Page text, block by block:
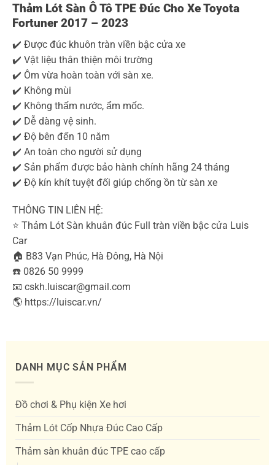
Thảm Lót Sàn Ô Tô TPE Đúc Cho XeToyota
Fortuner 2017 – 2023
✔️ Được đúc khuôn tràn viền bậc cửa xe
✔️ Vật liệu thân thiện môi trường
✔️ Ôm vừa hoàn toàn với sàn xe.
✔️ Không mùi
✔️ Không thấm nước, ẩm mốc.
✔️ Dễ dàng vệ sinh.
✔️ Độ bên đến 10 năm
✔️ An toàn cho người sử dụng
✔️ Sản phẩm được bảo hành chính hãng 24 tháng
✔️ Độ kín khít tuyệt đối giúp chống ồn từ sàn xe
THÔNG TIN LIÊN HỆ:
⭐️ Thảm Lót Sàn khuân đúc Full tràn viền bậc cửa Luis
Car
🏠 B83 Vạn Phúc, Hà Đông, Hà Nội
☎️ 0826 50 9999
📧 cskh.luiscar@gmail.com
🌎 https://luiscar.vn/
DANH MỤC SẢN PHẨM
Đồ chơi & Phụ kiện Xe hơi
Thảm Lót Cốp Nhựa Đúc Cao Cấp
Thảm sàn khuân đúc TPE cao cấp